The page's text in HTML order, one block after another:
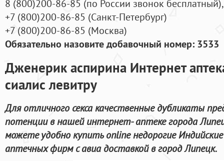
8 (800)200-86-85 (по России звонок бесплатный),
+7 (800)200-86-85 (Санкт-Петербург)
+7 (800)200-86-85 (Москва)
Обязательно назовите добавочный номер: 3533
Дженерик аспирина Интернет
сиалис левитру
Для отличного секса качественные дубликаты
потенции в нашей интернет- аптеке города
можете удобно купить online недорогие
аптечных фирм с авиа доставкой в город Липецк.